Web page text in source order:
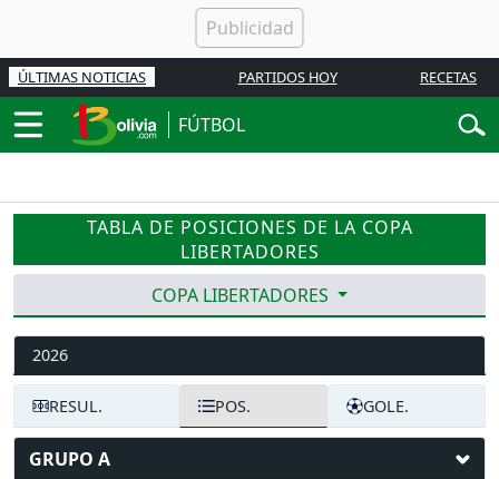
ÚLTIMAS NOTICIAS PARTIDOS HOY RECETAS
FÚTBOL
TABLA DE POSICIONES DE LA COPA
LIBERTADORES
COPA LIBERTADORES
2026
RESUL. POS. GOLE.
GRUPO A